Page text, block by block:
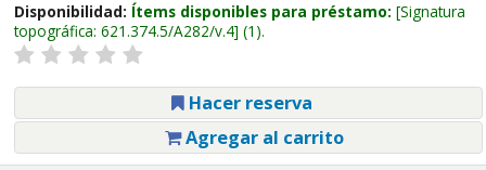
Disponibilidad: Ítems disponibles para préstamo: Signatura
topográfica: 621.374.5/A282/v.4 (1).
Hacer reserva
Agregar al carrito